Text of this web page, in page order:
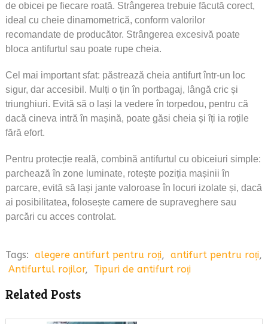
de obicei pe fiecare roată. Strângerea trebuie făcută corect,
ideal cu cheie dinamometrică, conform valorilor
recomandate de producător. Strângerea excesivă poate
bloca antifurtul sau poate rupe cheia.
Cel mai important sfat: păstrează cheia antifurt într-un loc
sigur, dar accesibil. Mulți o țin în portbagaj, lângă cric și
triunghiuri. Evită să o lași la vedere în torpedou, pentru că
dacă cineva intră în mașină, poate găsi cheia și îți ia roțile
fără efort.
Pentru protecție reală, combină antifurtul cu obiceiuri simple:
parchează în zone luminate, rotește poziția mașinii în
parcare, evită să lași jante valoroase în locuri izolate și, dacă
ai posibilitatea, folosește camere de supraveghere sau
parcări cu acces controlat.
Tags: alegere antifurt pentru roți, antifurt pentru roți,
Antifurtul roților, Tipuri de antifurt roți
Related Posts